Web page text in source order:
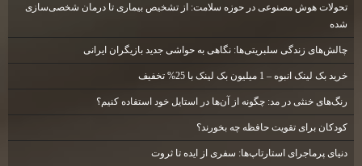
تحولات هوش مصنوعی در حوزه سلامت: از تشخیص بیماری تا درمان شخصی‌سازی
شده
چالش‌های زندگی سلبریتی‌ها: نگاهی به حواشی جدید بازیگران ایرانی
خرید بک لینک انبوه – 1 میلیون بک لینک با 25% تخفیف
رنگ‌های خنثی در مد: چگونه از آن‌ها در استایل خود استفاده کنیم؟
کودکان برای تقویت حافظه چه بخورند؟
دنیای پرماجرای استارتاپ‌ها: سفری از ایده تا ثروت